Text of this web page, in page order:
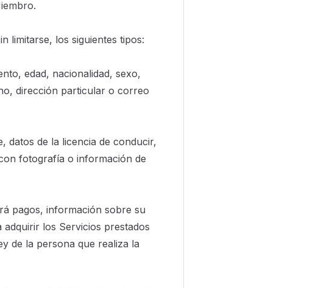
limitarse, los siguientes tipos:
edad, nacionalidad, sexo,
dirección particular o correo
datos de la licencia de conducir,
fotografía o información de
pagos, información sobre su
los Servicios prestados
de la persona que realiza la